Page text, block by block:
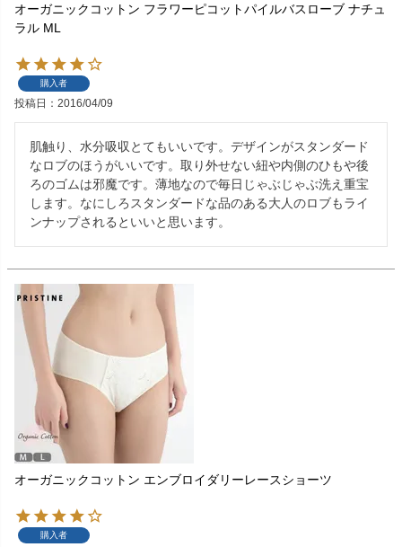
オーガニックコットン フラワーピコットパイルバスローブ ナチュ
ラル ML
購入者
投稿日 2016/04/09
肌触り、水分吸収とてもいいです。デザインがスタンダード
なロブのほうがいいです。取り外せない紐や内側のひもや後
ろのゴムは邪魔です。薄地なので毎日じゃぶじゃぶ洗え重宝
します。なにしろスタンダードな品のある大人のロブもライ
ンナップされるといいと思います。
オーガニックコットン エンブロイダリーレースショーツ
購入者